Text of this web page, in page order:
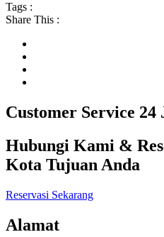
Tags :
Share This :
Customer Service 24
Hubungi Kami &
Kota Tujuan Anda
Reservasi Sekarang
Alamat